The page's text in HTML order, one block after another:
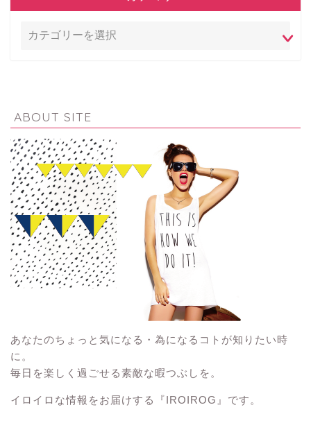
ABOUT SITE
あなたのちょっと気になる・為になるコトが知りたい時
に。
毎日を楽しく過ごせる素敵な暇つぶしを。
イロイロな情報をお届けする『IROIROG』です。